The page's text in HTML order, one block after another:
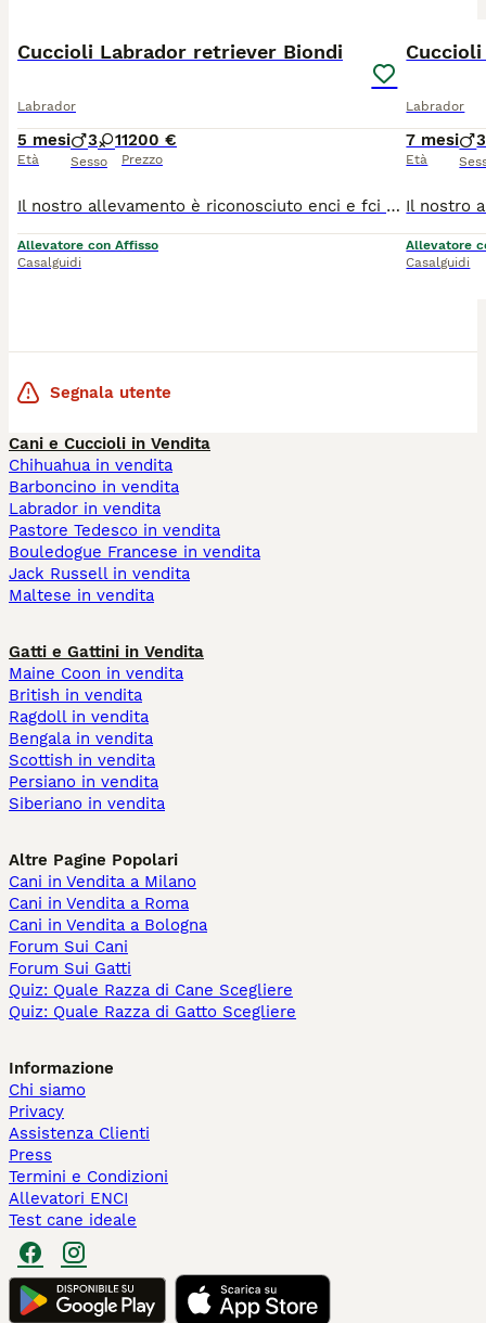
Cuccioli Labrador retriever Biondi
Labrador
5 mesi
Età
3 1
Sesso
1200 €
Prezzo
Il nostro allevamento è riconosciuto enci e fci e abbiamo 20 anni di esperienza nel settore. Attualmente abbiamo disponibilità di una bellissima cucciolata di labrador biondi , figli di riproduttori
Allevatore con Affisso
Casalguidi
Labrador
7 mesi
Età
3
Allevatore
Casalguidi
Segnala utente
Cani e Cuccioli in Vendita
Chihuahua in vendita
Barboncino in vendita
Labrador in vendita
Pastore Tedesco in vendita
Bouledogue Francese in vendita
Jack Russell in vendita
Maltese in vendita
Gatti e Gattini in Vendita
Maine Coon in vendita
British in vendita
Ragdoll in vendita
Bengala in vendita
Scottish in vendita
Persiano in vendita
Siberiano in vendita
Altre Pagine Popolari
Cani in Vendita a Milano
Cani in Vendita a Roma
Cani in Vendita a Bologna
Forum Sui Cani
Forum Sui Gatti
Quiz: Quale Razza di Cane Scegliere
Quiz: Quale Razza di Gatto Scegliere
Informazione
Chi siamo
Privacy
Assistenza Clienti
Press
Termini e Condizioni
Allevatori ENCI
Test cane ideale